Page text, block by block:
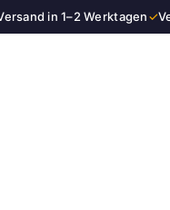
in 1–2 Werktagen✓